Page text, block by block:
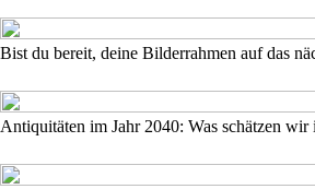
Bist du bereit, deine Bilderrahmen auf das
Antiquitäten im Jahr 2040: Was schätzen